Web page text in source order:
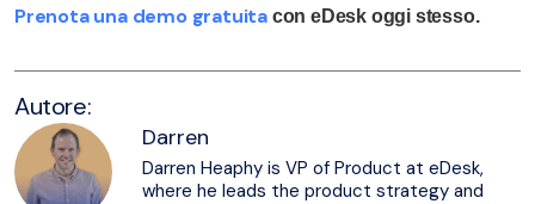
Prenota una demo gratuita con eDesk oggi stesso.
Autore:
Darren
Darren Heaphy is VP of Product at eDesk,
where he leads the product strategy and